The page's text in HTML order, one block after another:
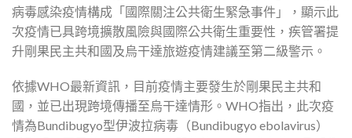
病毒感染疫情構成「國際關注公共衛生緊急事件」，顯示此
次疫情已具跨境擴散風險與國際公共衛生重要性，疾管署提
升剛果民主共和國及烏干達旅遊疫情建議至第二級警示。
依據WHO最新資訊，目前疫情主要發生於剛果民主共和
國，並已出現跨境傳播至烏干達情形。WHO指出，此次疫
情為Bundibugyo型伊波拉病毒（Bundibugyo ebolavirus）